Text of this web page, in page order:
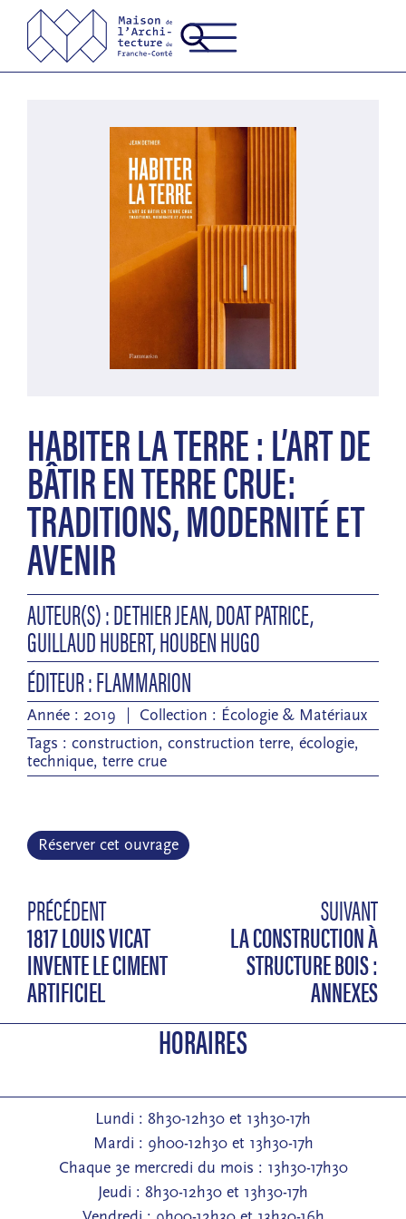
HABITER LA TERRE : L’ART DE
BÂTIR EN TERRE CRUE:
TRADITIONS, MODERNITÉ ET
AVENIR
AUTEUR(S) : DETHIER JEAN, DOAT PATRICE,
GUILLAUD HUBERT, HOUBEN HUGO
ÉDITEUR : FLAMMARION
Année : 2019 Collection : Écologie & Matériaux
Tags : construction, construction terre, écologie,
technique, terre crue
Réserver cet ouvrage
PRÉCÉDENT
1817 LOUIS VICAT
INVENTE LE CIMENT
ARTIFICIEL
SUIVANT
LA CONSTRUCTION À
STRUCTURE BOIS :
ANNEXES
HORAIRES
Lundi : 8h30-12h30 et 13h30-17h
Mardi : 9h00-12h30 et 13h30-17h
Chaque 3e mercredi du mois : 13h30-17h30
Jeudi : 8h30-12h30 et 13h30-17h